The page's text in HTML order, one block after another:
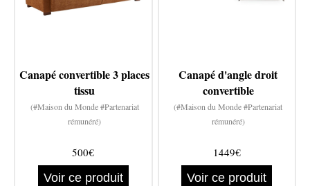
Canapé convertible 3 places
tissu
(#Maison du Monde #Partenariat
rémunéré)
500€
Voir ce produit
Canapé d'angle droit
convertible
(#Maison du Monde #Partenariat
rémunéré)
1449€
Voir ce produit